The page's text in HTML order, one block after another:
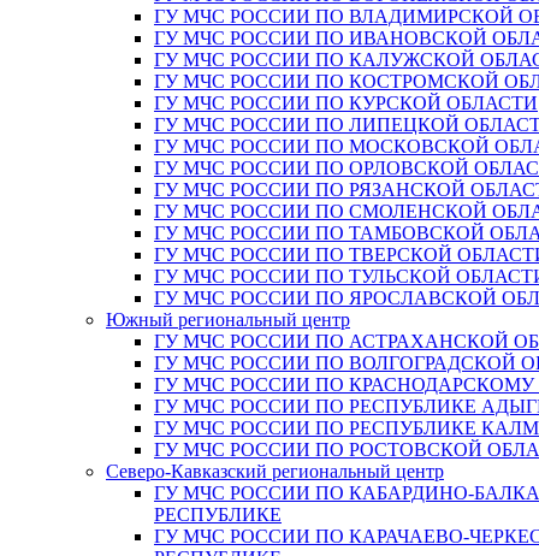
ГУ МЧС РОССИИ ПО ВЛАДИМИРСКОЙ
ГУ МЧС РОССИИ ПО ИВАНОВСКОЙ
ГУ МЧС РОССИИ ПО КАЛУЖСКОЙ
ГУ МЧС РОССИИ ПО КОСТРОМСКОЙ
ГУ МЧС РОССИИ ПО КУРСКОЙ ОБЛАСТИ
ГУ МЧС РОССИИ ПО ЛИПЕЦКОЙ
ГУ МЧС РОССИИ ПО МОСКОВСКОЙ
ГУ МЧС РОССИИ ПО ОРЛОВСКОЙ
ГУ МЧС РОССИИ ПО РЯЗАНСКОЙ
ГУ МЧС РОССИИ ПО СМОЛЕНСКОЙ
ГУ МЧС РОССИИ ПО ТАМБОВСКОЙ
ГУ МЧС РОССИИ ПО ТВЕРСКОЙ
ГУ МЧС РОССИИ ПО ТУЛЬСКОЙ
ГУ МЧС РОССИИ ПО ЯРОСЛАВСКОЙ
Южный региональный центр
ГУ МЧС РОССИИ ПО АСТРАХАНСКОЙ
ГУ МЧС РОССИИ ПО ВОЛГОГРАДСКОЙ
ГУ МЧС РОССИИ ПО
ГУ МЧС РОССИИ ПО РЕСПУБЛИКЕ
ГУ МЧС РОССИИ ПО РЕСПУБЛИКЕ
ГУ МЧС РОССИИ ПО РОСТОВСКОЙ
Северо-Кавказский региональный центр
ГУ МЧС РОССИИ ПО КАБАРДИНО-
РЕСПУБЛИКЕ
ГУ МЧС РОССИИ ПО КАРАЧАЕВО-